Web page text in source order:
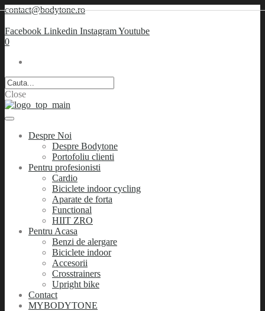
contact@bodytone.ro
Facebook Linkedin InstagramYoutube
0
Close
Despre Noi
Despre Bodytone
Portofoliu clienti
Pentru profesionisti
Cardio
Biciclete indoor cycling
Aparate de forta
Functional
HIIT ZRO
Pentru Acasa
Benzi de alergare
Biciclete indoor
Accesorii
Crosstrainers
Upright bike
Contact
MYBODYTONE